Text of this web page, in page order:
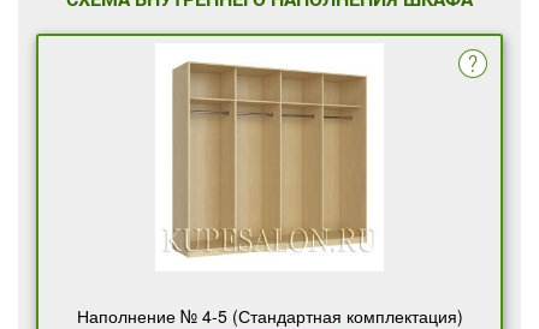
Наполнение № 4-5 (Стандартная комплектация)